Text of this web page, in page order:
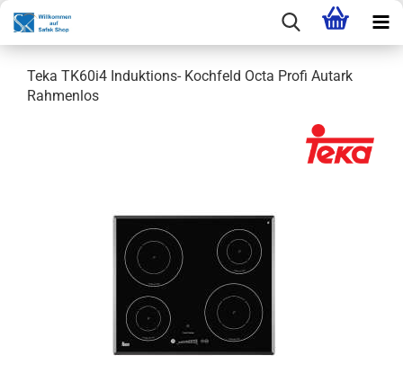
Teka TK60i4 Induktions- Kochfeld Octa Profi Autark
Rahmenlos